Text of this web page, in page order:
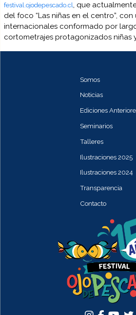
festival.ojodepescado.cl, que
del foco “Las niñas en el centro”,
internacionales conformado por
cortometrajes protagonizados niñas
Somos
Noticias
Ediciones
Seminarios
Talleres
Ilustraciones 2025
Ilustraciones 2024
Transparencia
Contacto